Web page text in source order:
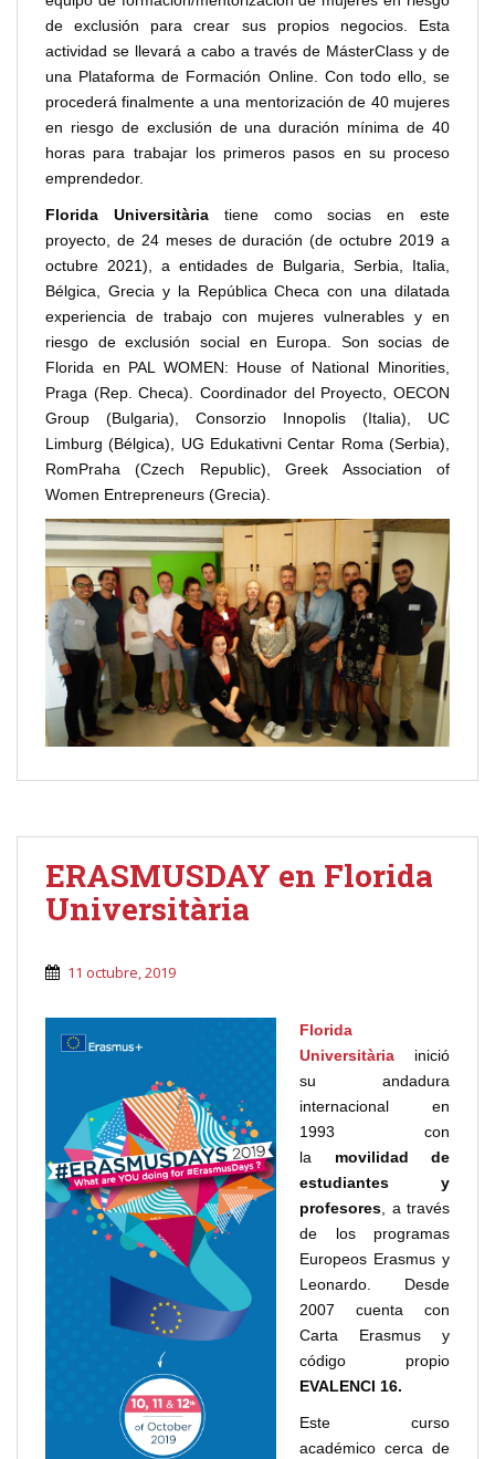
de exclusión para crear sus propios negocios. Esta
actividad se llevará a cabo a través de MásterClass y de
una Plataforma de Formación Online. Con todo ello, se
procederá finalmente a una mentorización de 40 mujeres
en riesgo de exclusión de una duración mínima de 40
horas para trabajar los primeros pasos en su proceso
emprendedor.
Florida Universitàriatiene como socias en este
proyecto, de 24 meses de duración (de octubre 2019 a
octubre 2021), a entidades de Bulgaria, Serbia, Italia,
Bélgica, Grecia y la República Checa con una dilatada
experiencia de trabajo con mujeres vulnerables y en
riesgo de exclusión social en Europa. Son socias de
Florida en PAL WOMEN: House of National Minorities,
Praga (Rep. Checa). Coordinador del Proyecto, OECON
Group (Bulgaria), Consorzio Innopolis (Italia), UC
Limburg (Bélgica), UG Edukativni Centar Roma (Serbia),
RomPraha (Czech Republic), Greek Association of
Women Entrepreneurs (Grecia).
ERASMUSDAY en Florida
Universitària
11 octubre, 2019
Florida
Universitària inició
su andadura
internacional en
1993 con
la movilidad de
estudiantes y
profesores , a través
de los programas
Europeos Erasmus y
Leonardo. Desde
2007 cuenta con
Carta Erasmus y
código propio
EVALENCI 16.
Este curso
académico cerca de